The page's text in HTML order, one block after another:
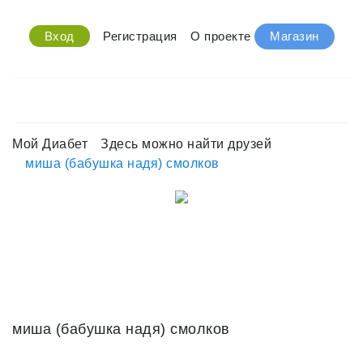
Вход Регистрация О проекте Магазин
Мой Диабет
Здесь можно найти друзей
миша (бабушка надя) смолков
миша (бабушка надя) смолков